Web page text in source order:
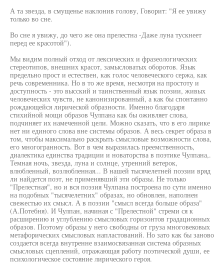
А та звезда, в смущенье наклонив голову, Говорит: "Я ее увижу
только во сне.
Во сне я увижу, до чего же она прелестна -Даже луна тускнеет
перед ее красотой").
Мы видим полный отход от лексических и фразеологических
стереотипов, внешних красот, замысловатых оборотов. Язык
предельно прост и естествен, как голос человеческого сержа, как
речь современника. Но в то же время, несмотря на простоту и
доступность - это высский и таинственный язык поэзии, живых
человеческих чувств, не канонизированный, а как бы спонтанно
рождающейся лирической образности. Именно благодаря
стихийной мощи образов Чулпана как бы оживляет слова,
подчиняет их намеченной цели. Можно сказать, что в его лирике
нет ни единого слова вне системы образов. А весь секрет образа в
том, чтобы максимально раскрыть смысловые возможности слова,
его многогранность. Вот в чем выразилась преемственность,
диалектика единства традиции и новаторства в поэтике Чулпана,.
Темная ночь, звезда, луна и солнце, утренний ветерок,
влюбленный, возлюбленная... В нашей тысячелетней поэзии вряд
ли найдется поэт, не применявший эти образы. Не только
"Прелестная", но и вся поэзия Чулпана построена по сути именно
на подобных "тысячелетних" образах, но обновлен, наполнен
свежестью их смысл. А в поэзии "смысл всегда больше образа"
(А.Потебня). И Чулпан, начиная с "Прелестной" стреми ся к
расширению и углублению смысловых горизонтов градационных
образов. Поэтому образы у него свободны от груза многовековых
метафорических смысловых напластований. Но зато как бы заново
создается всегда внутренне взаимосвязанная система образных
смысловых сцеплений, отражающая работу поэтической души, ее
психологическое состояние лирического героя.